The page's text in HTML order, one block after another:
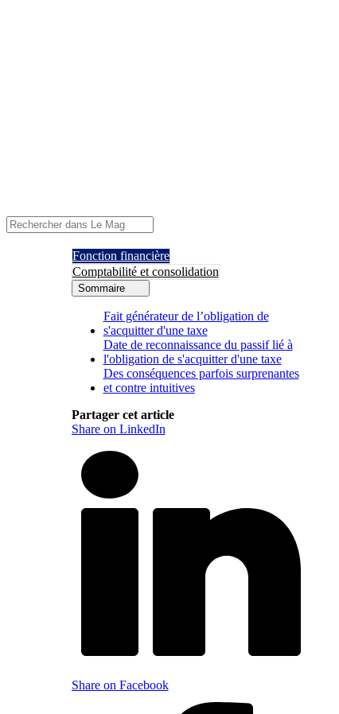
Fonction financière
Comptabilité et consolidation
Sommaire
Fait générateur de l’obligation de
s'acquitter d'une taxe
Date de reconnaissance du passif lié à
l'obligation de s'acquitter d'une taxe
Des conséquences parfois surprenantes
et contre intuitives
Partager cet article
Share on LinkedIn
Share on Facebook